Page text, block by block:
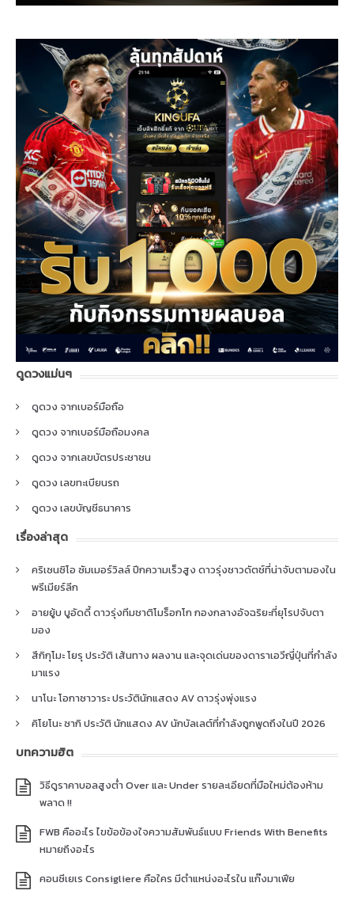
ดูดวงแม่นๆ
ดูดวง จากเบอร์มือถือ
ดูดวง จากเบอร์มือถือมงคล
ดูดวง จากเลขบัตรประชาชน
ดูดวง เลขทะเบียนรถ
ดูดวง เลขบัญชีธนาคาร
เรื่องล่าสุด
คริเซนซิโอ ซัมเมอร์วิลล์ ปีกความเร็วสูง ดาวรุ่งชาวดัตช์ที่น่าจับตามองใน
พรีเมียร์ลีก
อายยู้บ บูอัดดี้ ดาวรุ่งทีมชาติโมร็อกโก กองกลางอัจฉริยะที่ยุโรปจับตา
มอง
สึกิกุโมะ โยรุ ประวัติ เส้นทาง ผลงาน และจุดเด่นของดาราเอวีญี่ปุ่นที่กำลัง
มาแรง
นาโนะ โอกาซาวาระ ประวัตินักแสดง AV ดาวรุ่งพุ่งแรง
คิโยโนะ ซากิ ประวัติ นักแสดง AV นักบัลเลต์ที่กำลังถูกพูดถึงในปี 2026
บทความฮิต
วิธีดูราคาบอลสูงต่ำ Over และ Under รายละเอียดที่มือใหม่ต้องห้าม
พลาด !!
FWB คืออะไร ไขข้อข้องใจความสัมพันธ์แบบ Friends With Benefits
หมายถึงอะไร
คอนซีเยเร Consigliere คือใคร มีตำแหน่งอะไรใน แก๊งมาเฟีย